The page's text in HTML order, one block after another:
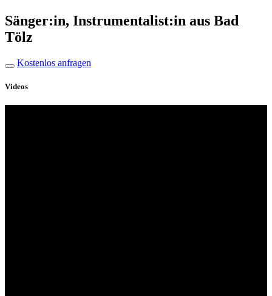
Sänger:in, Instrumentalist:in aus Bad
Tölz
Kostenlos anfragen
Videos